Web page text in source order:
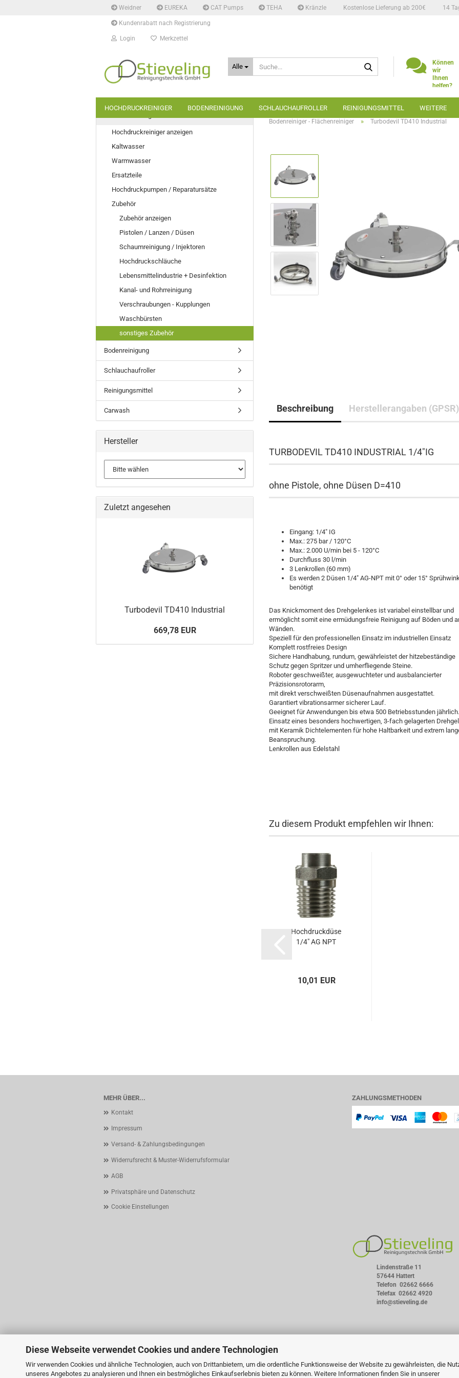
Diese Webseite verwendet Cookies und andere Technologien
Wir verwenden Cookies und ähnliche Technologien, auch von Drittanbietern, um die ordentliche Funktionsweise der Website zu gewährleisten, die
unseres Angebotes zu analysieren und Ihnen ein bestmögliches Einkaufserlebnis bieten zu können. Weitere Informationen finden Sie in unserer
Weidner EUREKA CAT Pumps TEHA Kränzle Kostenlose Lieferung ab 200€ 14
Kundenrabatt nach Registrierung
Login Merkzettel
Alle
Können
wir
Ihnen
helfen?
6666
HOCHDRUCKREINIGER BODENREINIGUNG SCHLAUCHAUFROLLER REINIGUNGSMITTEL WEITERE
Startseite » Bodenreinigung »
Bodenreiniger - Flächenreiniger » Turbodevil TD410 Industrial
Beschreibung Herstellerangaben (GPSR)
TURBODEVIL TD410 INDUSTRIAL 1/4"IG
ohne Pistole, ohne Düsen D=410
Eingang: 1/4" IG
Max.: 275 bar / 120°C
Max.: 2.000 U/min bei 5 - 120°C
Durchfluss 30 l/min
3 Lenkrollen (60 mm)
Es werden 2 Düsen 1/4" AG-NPT mit 0° oder 15°
benötigt
Das Knickmoment des Drehgelenkes ist variabel einstellbar und
ermöglicht somit eine ermüdungsfreie Reinigung auf Böden und
Wänden.
Speziell für den professionellen Einsatz im industriellen Einsatz
Komplett rostfreies Design
Sichere Handhabung, rundum, gewährleistet der hitzebeständige
Schutz gegen Spritzer und umherfliegende Steine.
Roboter geschweißter, ausgewuchteter und ausbalancierter
Präzisionsrotorarm,
mit direkt verschweißten Düsenaufnahmen ausgestattet.
Garantiert vibrationsarmer sicherer Lauf.
Geeignet für Anwendungen bis etwa 500 Betriebsstunden jährlich.
Einsatz eines besonders hochwertigen, 3-fach gelagerten
mit Keramik Dichtelementen für hohe Haltbarkeit und extrem
Beanspruchung.
Lenkrollen aus Edelstahl
Zu diesem Produkt empfehlen wir Ihnen:
Hochdruckdüse
1/4" AG NPT
10,01 EUR
Hochdruckreiniger anzeigen
Kaltwasser
Warmwasser
Ersatzteile
Hochdruckpumpen / Reparatursätze
Zubehör
Zubehör anzeigen
Pistolen / Lanzen / Düsen
Schaumreinigung / Injektoren
Hochdruckschläuche
Lebensmittelindustrie + Desinfektion
Kanal- und Rohrreinigung
Verschraubungen - Kupplungen
Waschbürsten
sonstiges Zubehör
Bodenreinigung
Schlauchaufroller
Reinigungsmittel
Carwash
Hersteller
Zuletzt angesehen
Turbodevil TD410 Industrial
669,78 EUR
MEHR ÜBER...
Kontakt
Impressum
Versand- & Zahlungsbedingungen
Widerrufsrecht & Muster-Widerrufsformular
AGB
Privatsphäre und Datenschutz
Cookie Einstellungen
ZAHLUNGSMETHODEN
Lindenstraße 11
57644 Hattert
Telefon 02662 6666
Telefax 02662 4920
info@stieveling.de